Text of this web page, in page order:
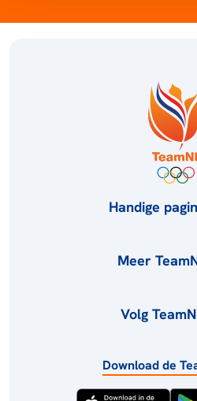
Handige
Meer
Volg
Download de